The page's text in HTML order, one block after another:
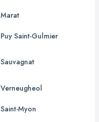
Marat
Puy Saint-Gulmier
Sauvagnat
Verneugheol
Saint-Myon